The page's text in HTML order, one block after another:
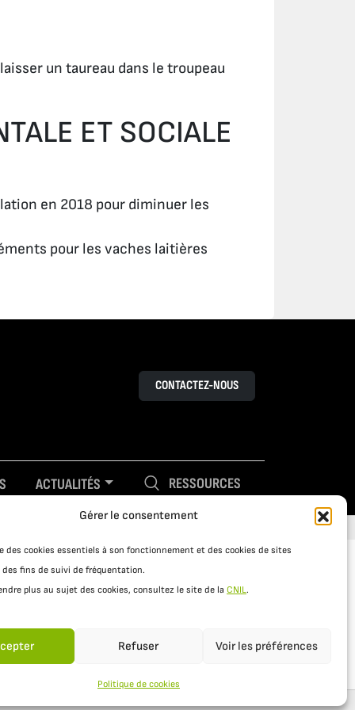
Gérer le consentement
des cookies essentiels à son fonctionnement et des cookies de sites
des fins de suivi de fréquentation.
plus au sujet des cookies, consultez le site de la CNIL.
Refuser Voir les préférences
Politique de cookies
un taureau dans le troupeau
ET SOCIALE
en 2018 pour diminuer les
pour les vaches laitières
CONTACTEZ-NOUS
ACTUALITÉS RESSOURCES